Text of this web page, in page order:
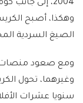
وهكذا، أصبح
الصيغ السردية
ومع صعود منصات
وغيرهما، تحول
سنويا عشرات